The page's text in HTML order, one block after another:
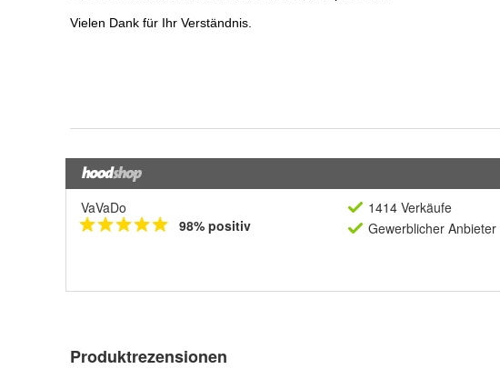
VaVaDo
98% positiv
1414 Verkäufe
Gewerblicher Anbieter
Produktrezensionen